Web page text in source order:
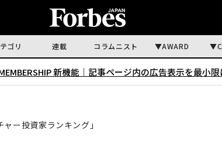
ゴリ 連載 コラムニスト AWARD
新機能｜ 記事ページ内の広告表示を最小
ー投資家ランキング」